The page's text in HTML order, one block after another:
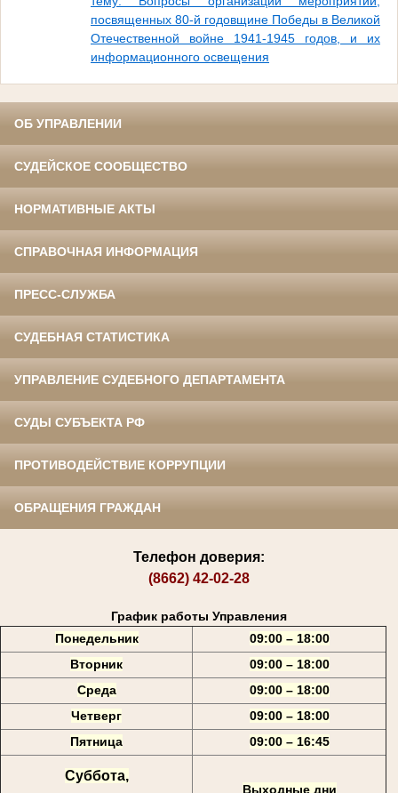
посвященных 80-й годовщине Победы в Великой
Отечественной войне 1941-1945 годов, и их
информационного освещения
ОБ УПРАВЛЕНИИ
СУДЕЙСКОЕ СООБЩЕСТВО
НОРМАТИВНЫЕ АКТЫ
СПРАВОЧНАЯ ИНФОРМАЦИЯ
ПРЕСС-СЛУЖБА
СУДЕБНАЯ СТАТИСТИКА
УПРАВЛЕНИЕ СУДЕБНОГО ДЕПАРТАМЕНТА
СУДЫ СУБЪЕКТА РФ
ПРОТИВОДЕЙСТВИЕ КОРРУПЦИИ
ОБРАЩЕНИЯ ГРАЖДАН
Телефон доверия:
(8662) 42-02-28
График работы Управления
Понедельник
09:00 – 18:00
Вторник
09:00 – 18:00
Среда
09:00 – 18:00
Четверг
09:00 – 18:00
Пятница
09:00 – 16:45
Суббота,
Выходные дни